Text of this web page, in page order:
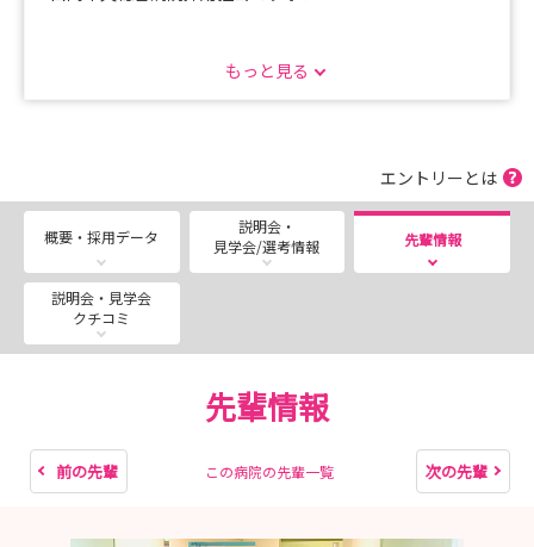
沢山のご応募お待ちしています。
※時間：10：00～12：00
※申し込みの締め切りは、開催日の1週間前とさせてい
ただきます。
■夏季インターンシップ
8月５日（水）
当院の採用試験をご検討中の方はぜひ「説明会・見学会／
選考情報」よりお申込みください
もっと見る
エントリーとは
概要・採用データ
説明会・
見学会/選考情報
先輩情報
説明会・見学会
クチコミ
先輩情報
前の先輩 この病院の先輩一覧 次の先輩